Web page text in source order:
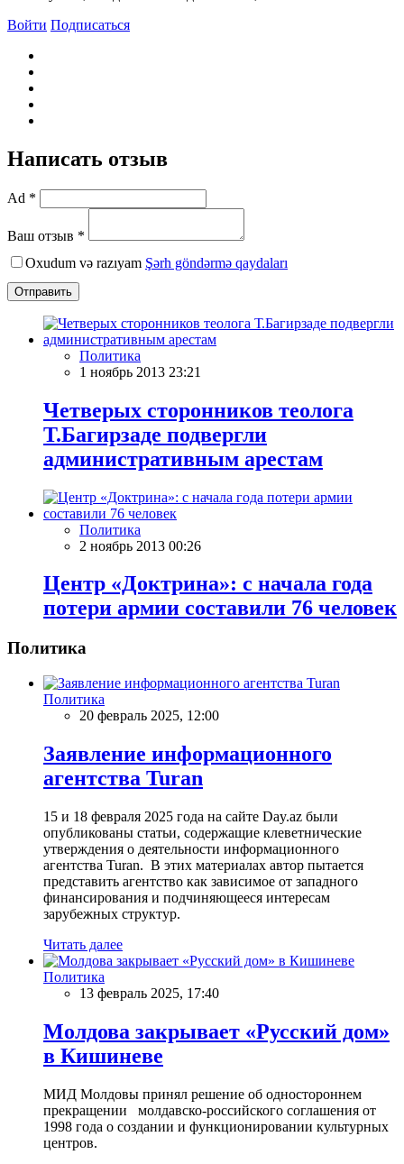
Войти Подписаться
Написать отзыв
Ad *
Ваш отзыв *
Oxudum və razıyam Şərh göndərmə qaydaları
Отправить
Политика
1 ноябрь 2013 23:21
Четверых сторонников теолога
Т.Багирзаде подвергли
административным арестам
Политика
2 ноябрь 2013 00:26
Центр «Доктрина»: с начала года
потери армии составили 76 человек
Политика
Политика
20 февраль 2025, 12:00
Заявление информационного
агентства Turan
15 и 18 февраля 2025 года на сайте Day.az были
опубликованы статьи, содержащие клеветнические
утверждения о деятельности информационного
агентства Turan. В этих материалах автор пытается
представить агентство как зависимое от западного
финансирования и подчиняющееся интересам
зарубежных структур.
Читать далее
Политика
13 февраль 2025, 17:40
Молдова закрывает «Русский дом»
в Кишиневе
МИД Молдовы принял решение об одностороннем
прекращении молдавско-российского соглашения от
1998 года о создании и функционировании культурных
центров.